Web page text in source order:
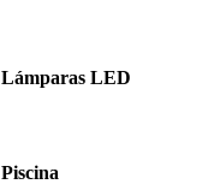
Lámparas LED
Piscina